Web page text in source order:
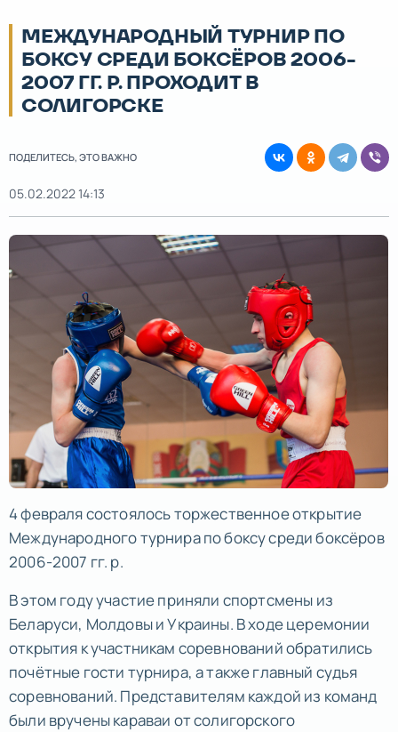
МЕЖДУНАРОДНЫЙ ТУРНИР ПО
БОКСУ СРЕДИ БОКСЁРОВ 2006-
2007 ГГ. Р. ПРОХОДИТ В
СОЛИГОРСКЕ
ПОДЕЛИТЕСЬ, ЭТО ВАЖНО
05.02.2022 14:13
4 февраля состоялось торжественное открытие
Международного турнира по боксу среди боксёров
2006-2007 гг. р.
В этом году участие приняли спортсмены из
Беларуси, Молдовы и Украины. В ходе церемонии
открытия к участникам соревнований обратились
почётные гости турнира, а также главный судья
соревнований. Представителям каждой из команд
были вручены караваи от солигорского